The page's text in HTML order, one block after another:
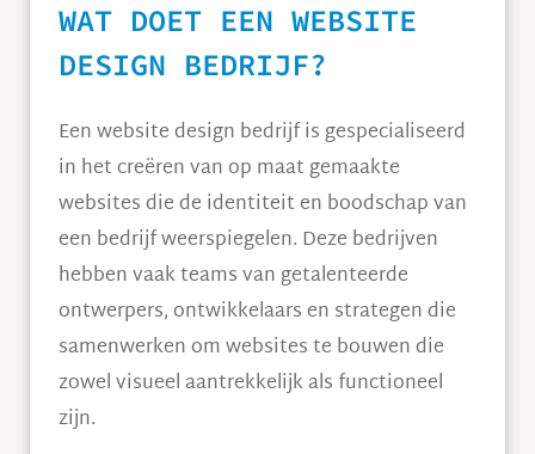
WAT DOET EEN WEBSITE
DESIGN BEDRIJF?
Een website design bedrijf is gespecialiseerd
in het creëren van op maat gemaakte
websites die de identiteit en boodschap van
een bedrijf weerspiegelen. Deze bedrijven
hebben vaak teams van getalenteerde
ontwerpers, ontwikkelaars en strategen die
samenwerken om websites te bouwen die
zowel visueel aantrekkelijk als functioneel
zijn.